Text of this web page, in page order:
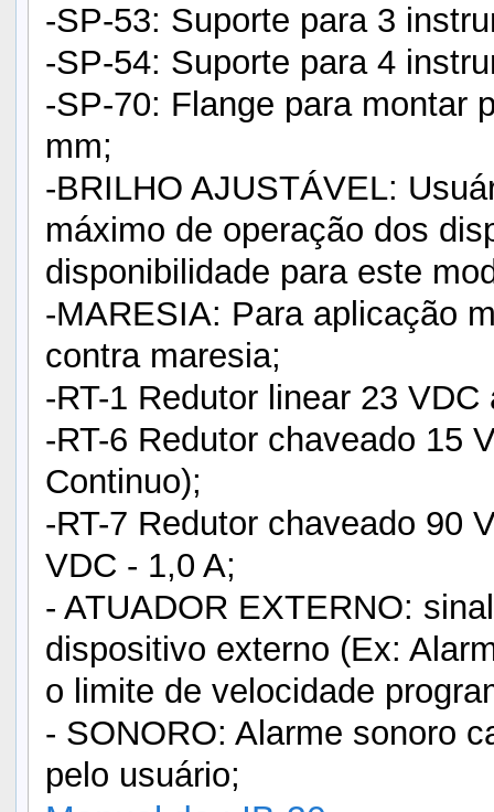
-SP-53: Suporte para 3
-SP-54: Suporte para 4
-SP-70: Flange para montar
mm;
-BRILHO AJUSTÁVEL:
máximo de operação dos
disponibilidade para este
-MARESIA: Para aplicação
contra maresia;
-RT-1 Redutor linear 23
-RT-6 Redutor chaveado 15
Continuo);
-RT-7 Redutor chaveado 90
VDC - 1,0 A;
- ATUADOR EXTERNO:
dispositivo externo (Ex:
o limite de velocidade
- SONORO: Alarme sonoro
pelo usuário;